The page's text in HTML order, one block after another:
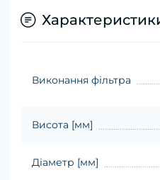
Виконання фільтра
Висота [мм]
Діаметр [мм]